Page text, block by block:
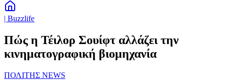
| Buzzlife
Πώς η Τέιλορ Σουίφτ αλλάζει την
κινηματογραφική βιομηχανία
ΠΟΛΙΤΗΣ NEWS